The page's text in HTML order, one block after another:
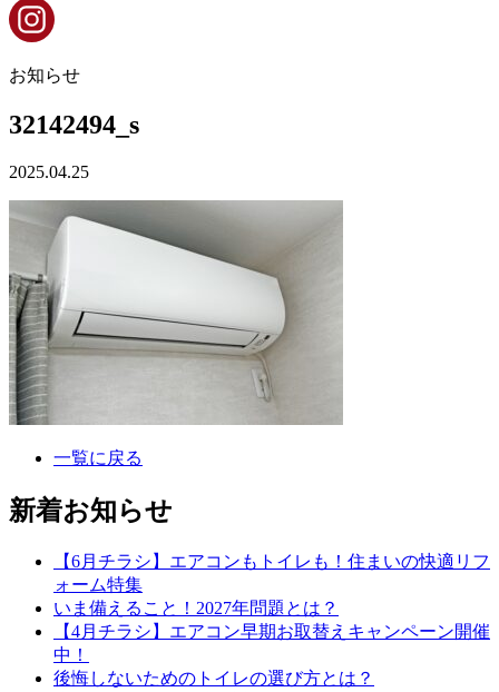
お知らせ
32142494_s
2025.04.25
一覧に戻る
新着お知らせ
【6月チラシ】エアコンもトイレも！住まいの快適リフ
ォーム特集
いま備えること！2027年問題とは？
【4月チラシ】エアコン早期お取替えキャンペーン開催
中！
後悔しないためのトイレの選び方とは？